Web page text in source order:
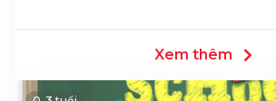
Xem thêm